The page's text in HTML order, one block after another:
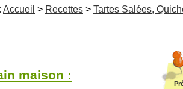
Accueil > Recettes > Tartes Salées,
maison :